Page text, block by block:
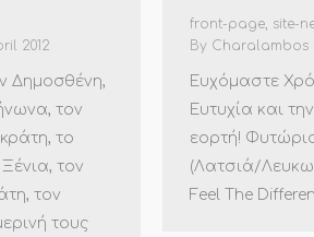
2012
Δημοσθένη,
τον
το
τον
τον
τους
front-page, site-
By Charalambos
Ευχόμαστε
Ευτυχία και
εορτή!
(Λατσιά/
Feel The